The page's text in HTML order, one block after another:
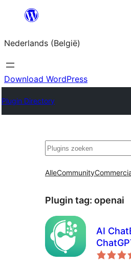
Spring
de
inhoud
Nederlands (België)
Download WordPress
Plugin Directory
Zoeken
AlleCommunity
Plugin tag: openai
AI